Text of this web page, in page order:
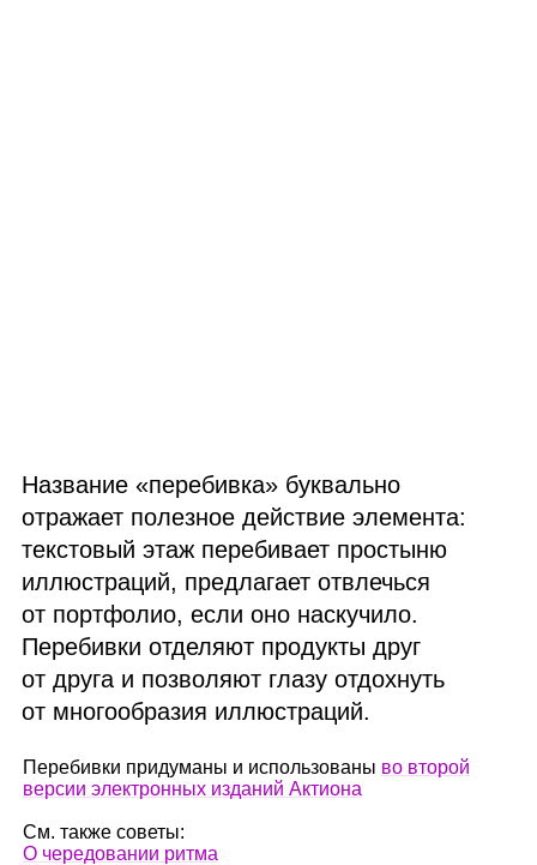
Название «перебивка» буквально
отражает полезное действие элемента:
текстовый этаж перебивает простыню
иллюстраций, предлагает отвлечься
от портфолио, если оно наскучило.
Перебивки отделяют продукты друг
от друга и позволяют глазу отдохнуть
от многообразия иллюстраций.
Перебивки придуманы и использованы во второй
версии электронных изданий Актиона
См. также советы:
О чередовании ритма